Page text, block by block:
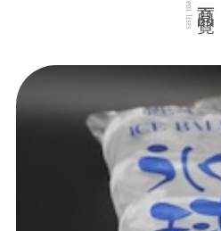
Item lists